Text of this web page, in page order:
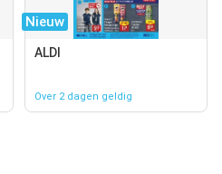
Nieuw
ALDI
Over 2 dagen geldig